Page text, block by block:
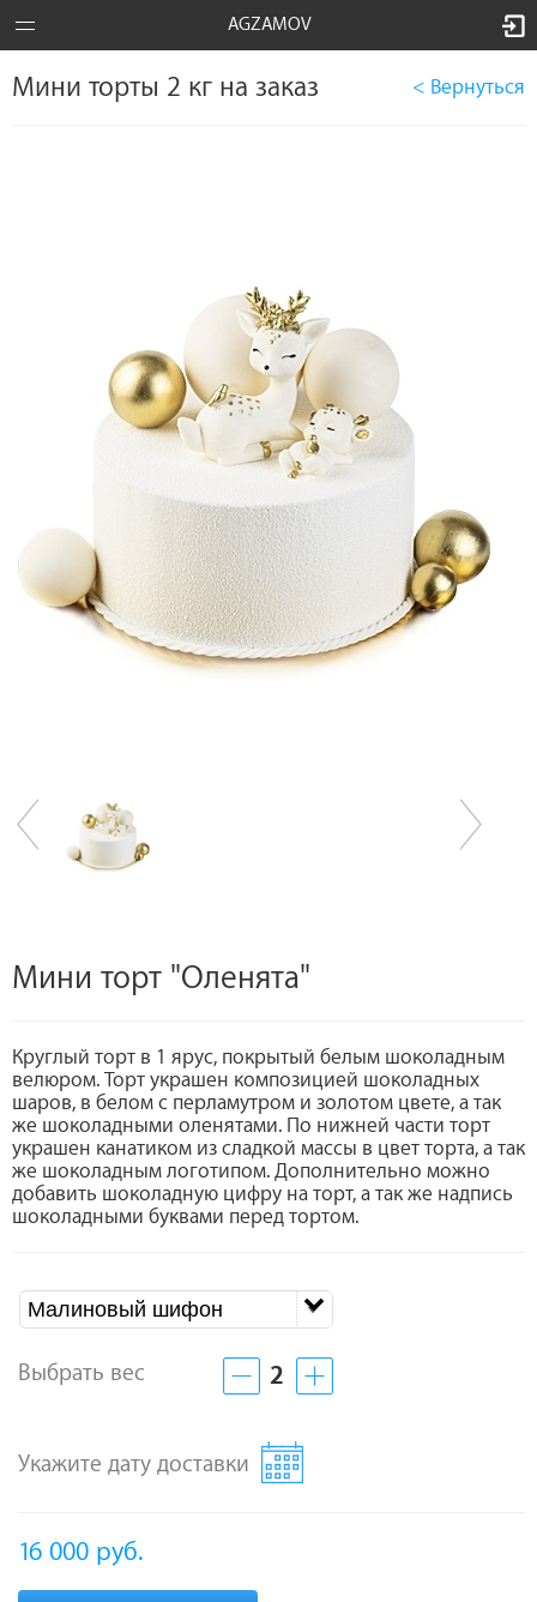
AGZAMOV
Мини торты 2 кг на заказ < Вернуться
Мини торт "Оленята"
Круглый торт в 1 ярус, покрытый белым шоколадным
велюром. Торт украшен композицией шоколадных
шаров, в белом с перламутром и золотом цвете, а так
же шоколадными оленятами. По нижней части торт
украшен канатиком из сладкой массы в цвет торта, а так
же шоколадным логотипом. Дополнительно можно
добавить шоколадную цифру на торт, а так же надпись
шоколадными буквами перед тортом.
Малиновый шифон
Выбрать вес 2
Укажите дату доставки
16 000 руб.